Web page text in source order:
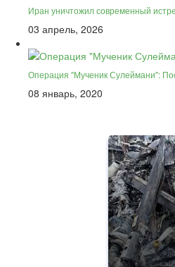
Иран уничтожил современный
03 апрель, 2026
Операция "Мученик Сулеймани":
08 январь, 2020